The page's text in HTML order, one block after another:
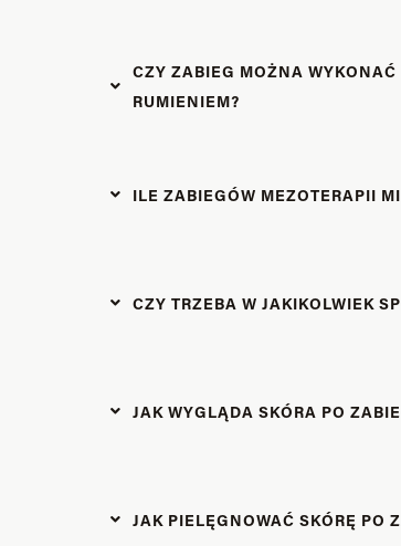
CZY ZABIEG MOŻNA
RUMIENIEM?
ILE ZABIEGÓW MEZOTERAPII
CZY TRZEBA W JAKIKOLWIEK
JAK WYGLĄDA SKÓRA PO
JAK PIELĘGNOWAĆ SKÓRĘ PO